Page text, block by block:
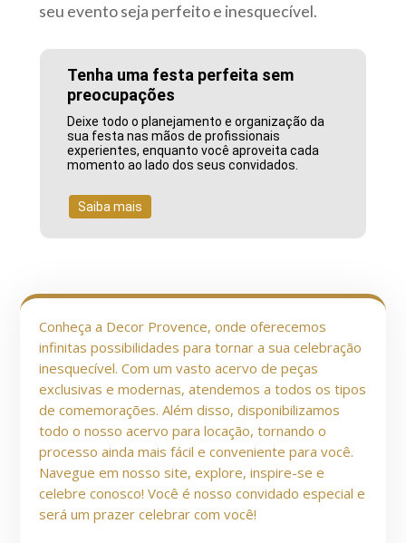
seu evento seja perfeito e inesquecível.
Tenha uma festa perfeita sem
preocupações
Deixe todo o planejamento e organização da
sua festa nas mãos de profissionais
experientes, enquanto você aproveita cada
momento ao lado dos seus convidados.
Saiba mais
Conheça a Decor Provence, onde oferecemos
infinitas possibilidades para tornar a sua celebração
inesquecível. Com um vasto acervo de peças
exclusivas e modernas, atendemos a todos os tipos
de comemorações. Além disso, disponibilizamos
todo o nosso acervo para locação, tornando o
processo ainda mais fácil e conveniente para você.
Navegue em nosso site, explore, inspire-se e
celebre conosco! Você é nosso convidado especial e
será um prazer celebrar com você!